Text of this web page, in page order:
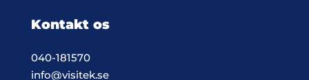
Kontakt os
040-181570
info@visitek.se